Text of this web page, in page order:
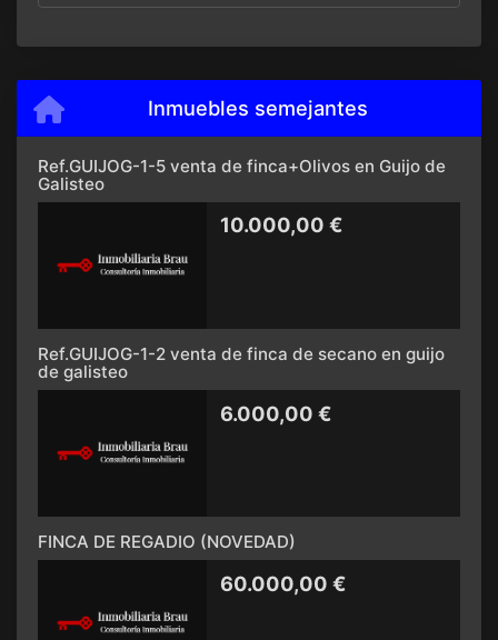
Inmuebles semejantes
Ref.GUIJOG-1-5 venta de finca+Olivos en Guijo de
Galisteo
10.000,00 €
Ref.GUIJOG-1-2 venta de finca de secano en guijo
de galisteo
6.000,00 €
FINCA DE REGADIO (NOVEDAD)
60.000,00 €